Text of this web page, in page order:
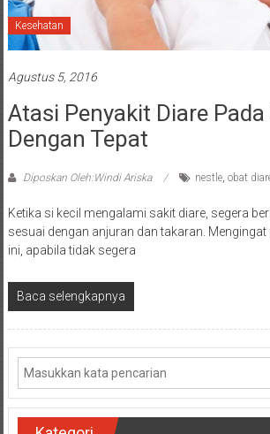
Kesehatan
Agustus 5, 2016
Atasi Penyakit Diare
Dengan Tepat
Diposkan Oleh:Windi Ariska nestle, obat
Ketika si kecil mengalami sakit diare, segera
sesuai dengan anjuran dan takaran.
ini, apabila tidak segera
Baca selengkapnya